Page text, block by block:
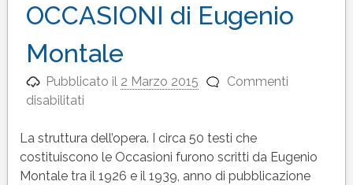
OCCASIONI di Eugenio
Montale
Pubblicato il 2 Marzo 2015
Commenti
disabilitatisu
a
LE
OCCASIONI
La struttura dell’opera. I circa 50 testi che
costituiscono le Occasioni furono scritti da Eugenio
Montale tra il 1926 e il 1939, anno di pubblicazione